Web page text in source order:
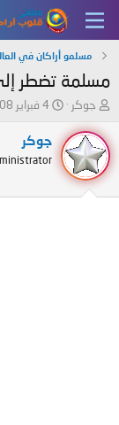
مسلمو أراكان في
مسلمة تضطر
ب
د
ئ
ا
ل
م
جوكر
ت
ي
خ
ل
4 فبراير 2008
جوكر